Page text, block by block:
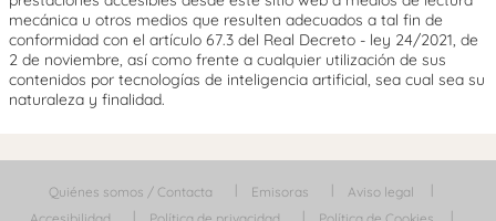
mecánica u otros medios que resulten adecuados a tal fin de
conformidad con el artículo 67.3 del Real Decreto - ley 24/2021, de
2 de noviembre, así como frente a cualquier utilización de sus
contenidos por tecnologías de inteligencia artificial, sea cual sea su
naturaleza y finalidad.
Quiénes somos / Contacta Emisoras
Aviso legal